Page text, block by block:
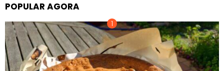
POPULAR AGORA